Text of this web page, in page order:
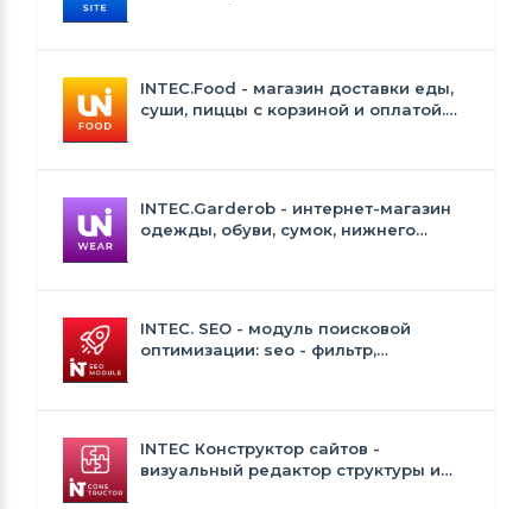
INTEC.Food - магазин доставки еды,
суши, пиццы с корзиной и оплатой.
INTEC.Garderob - интернет-магазин
одежды, обуви, сумок, нижнего
INTEC. SEO - модуль поисковой
оптимизации: seo - фильтр,
INTEC Конструктор сайтов -
визуальный редактор структуры и